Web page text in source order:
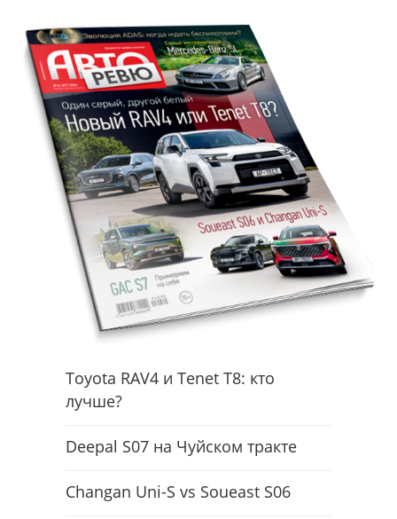
Toyota RAV4 и Tenet T8: кто
лучше?
Deepal S07 на Чуйском тракте
Changan Uni-S vs Soueast S06